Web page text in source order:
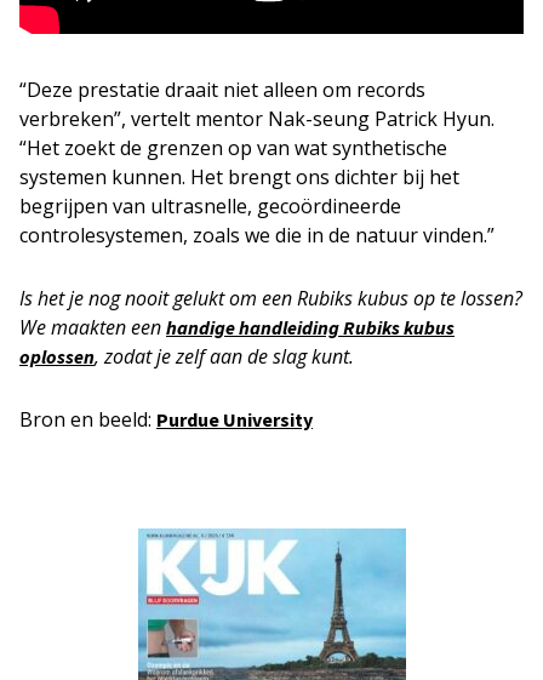
“Deze prestatie draait niet alleen om records
verbreken”, vertelt mentor Nak-seung Patrick Hyun.
“Het zoekt de grenzen op van wat synthetische
systemen kunnen. Het brengt ons dichter bij het
begrijpen van ultrasnelle, gecoördineerde
controlesystemen, zoals we die in de natuur vinden.”
Is het je nog nooit gelukt om een Rubiks kubus op te lossen?
We maakten een handige handleiding Rubiks kubus
oplossen, zodat je zelf aan de slag kunt.
Bron en beeld: Purdue University